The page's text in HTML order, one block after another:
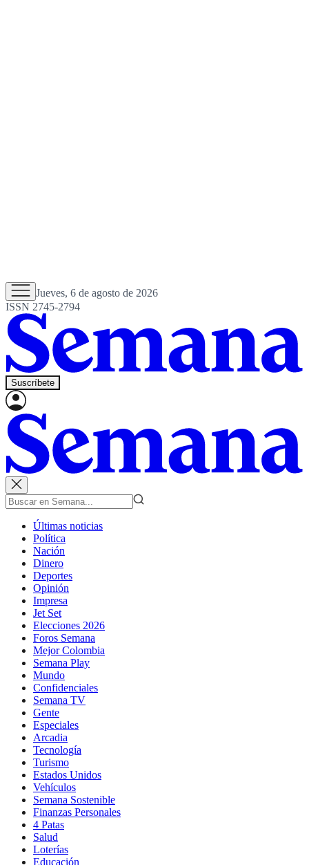
Jueves, 6 de agosto de 2026
ISSN 2745-2794
Suscríbete
Últimas noticias
Política
Nación
Dinero
Deportes
Opinión
Impresa
Jet Set
Elecciones 2026
Foros Semana
Mejor Colombia
Semana Play
Mundo
Confidenciales
Semana TV
Gente
Especiales
Arcadia
Tecnología
Turismo
Estados Unidos
Vehículos
Semana Sostenible
Finanzas Personales
4 Patas
Salud
Loterías
Educación